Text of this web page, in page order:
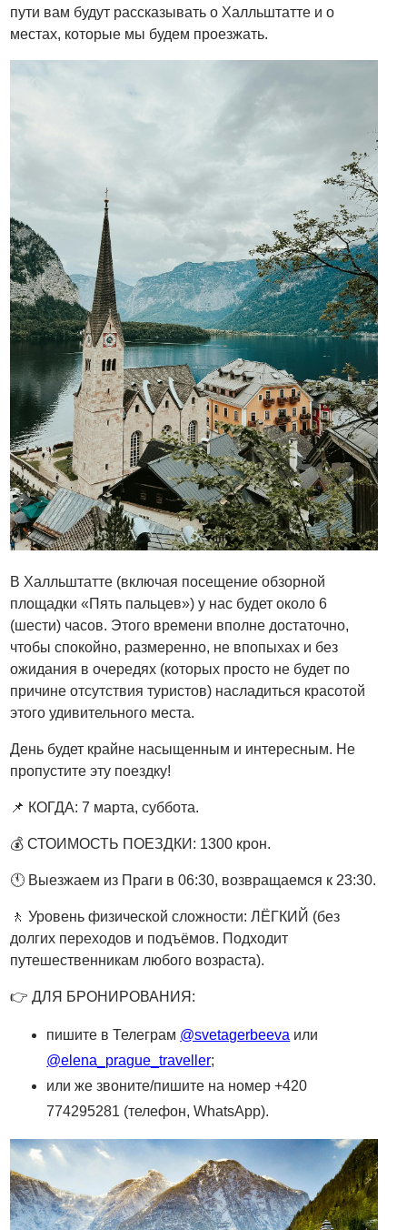
пути вам будут рассказывать о Халльштатте и о
местах, которые мы будем проезжать.
В Халльштатте (включая посещение обзорной
площадки «Пять пальцев») у нас будет около 6
(шести) часов. Этого времени вполне достаточно,
чтобы спокойно, размеренно, не впопыхах и без
ожидания в очередях (которых просто не будет по
причине отсутствия туристов) насладиться красотой
этого удивительного места.
День будет крайне насыщенным и интересным. Не
пропустите эту поездку!
📌 КОГДА: 7 марта, суббота.
💰 СТОИМОСТЬ ПОЕЗДКИ: 1300 крон.
🕚 Выезжаем из Праги в 06:30, возвращаемся к 23:30.
🚶 Уровень физической сложности: ЛЁГКИЙ (без
долгих переходов и подъёмов. Подходит
путешественникам любого возраста).
👉 ДЛЯ БРОНИРОВАНИЯ:
пишите в Телеграм @svetagerbeeva или
@elena_prague_traveller;
или же звоните/пишите на номер +420
774295281 (телефон, WhatsApp).